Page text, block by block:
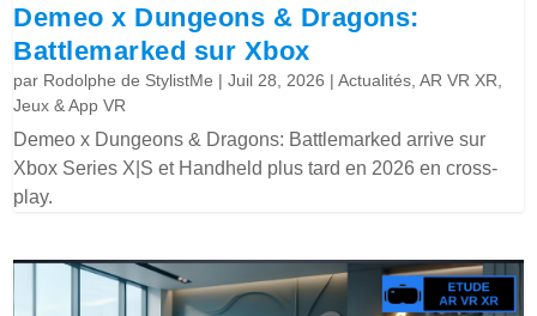
Demeo x Dungeons & Dragons:
Battlemarked sur Xbox
par Rodolphe de StylistMe |Juil 28, 2026 |Actualités ,AR VR XR
Jeux & App VR
Demeo x Dungeons & Dragons: Battlemarked arrive sur
Xbox Series X|S et Handheld plus tard en 2026 en cross-
play.